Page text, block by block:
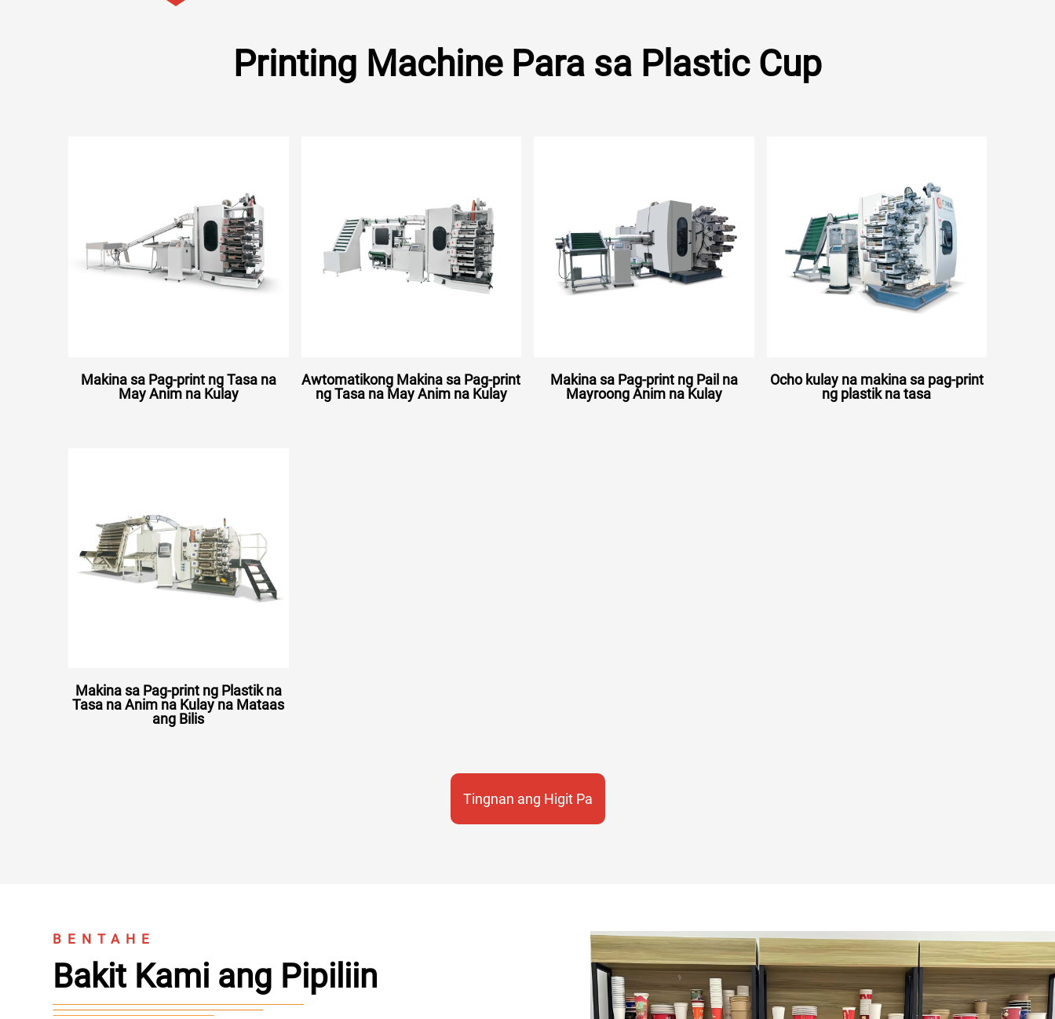
Printing Machine Para sa Plastic Cup
Makina sa Pag-print ng Tasa na
May Anim na Kulay
Awtomatikong Makina sa Pag-print
ng Tasa na May Anim na Kulay
Makina sa Pag-print ng Pail na
Mayroong Anim na Kulay
Ocho kulay na makina sa pag-print
ng plastik na tasa
Makina sa Pag-print ng Plastik na
Tasa na Anim na Kulay na Mataas
ang Bilis
Tingnan ang Higit Pa
BENTAHE
Bakit Kami ang Pipiliin